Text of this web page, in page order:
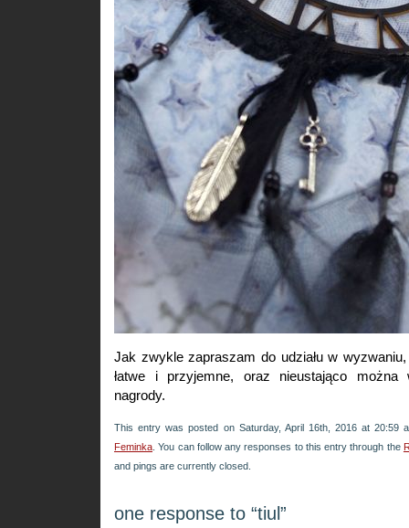
Jak zwykle zapraszam do udziału w
łatwe i przyjemne, oraz nieustająco można
nagrody.
This entry was posted on Saturday, April 16th, 2016 at 20:59
Feminka . You can follow any responses to this entry through the
and pings are currently closed.
one response to “tiul”